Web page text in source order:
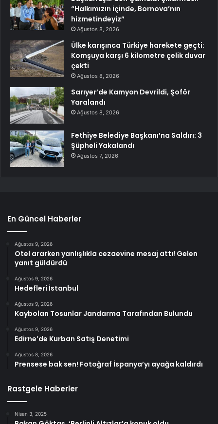
“Halkımızın içinde, Bornova’nın
hizmetindeyiz”
Ağustos 8, 2026
Ülke karışınca Türkiye harekete geçti:
Komşuya karşı 6 kilometre çelik duvar
çekti
Ağustos 8, 2026
Sarıyer’de Kamyon Devrildi, Şoför
Yaralandı
Ağustos 8, 2026
Fethiye Belediye Başkanı’na Saldırı: 3
Şüpheli Yakalandı
Ağustos 7, 2026
En Güncel Haberler
Ağustos 9, 2026
Otel ararken yanlışlıkla cezaevine mesaj attı! Gelen
yanıt güldürdü
Ağustos 9, 2026
Hedefleri İstanbul
Ağustos 9, 2026
Kaybolan Tosunlar Jandarma Tarafından Bulundu
Ağustos 9, 2026
Edirne’de Kurban Satış Denetimi
Ağustos 8, 2026
Prensese bak sen! Fotoğraf İspanya’yı ayağa kaldırdı
Rastgele Haberler
Nisan 3, 2025